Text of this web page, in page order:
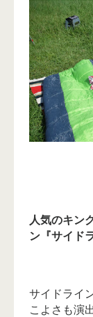
人気のキン
ン 『サイド
サイドライ
こよさも演